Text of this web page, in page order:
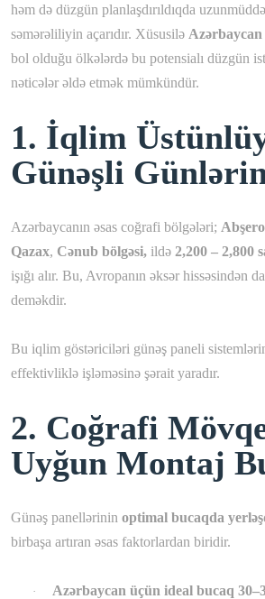
həm də düzgün planlaşdırıldıqda
səmərəliliyin açarıdır. Xüsusilə Azərbaycan
bol olduğu ölkələrdə bu potensialı düzgün
nəticələr əldə etmək mümkündür.
1. İqlim
Günəşli Günlərin
Azərbaycanın əsas coğrafi bölgələri;
Qazax, Cənub bölgəsi, ildə 2,200 – 2,800
işığı alır. Bu, Avropanın əksər hissəsindən
deməkdir.
Bu iqlim göstəriciləri günəş paneli
effektivliklə işləməsinə şərait yaradır.
2. Coğrafi
Uyğun Montaj
Günəş panellərinin optimal bucaqda
birbaşa artıran əsas faktorlardan biridir.
· Azərbaycan üçün ideal bucaq